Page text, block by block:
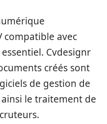
compatible avec
Cvdesignr
créés sont
de gestion de
le traitement de